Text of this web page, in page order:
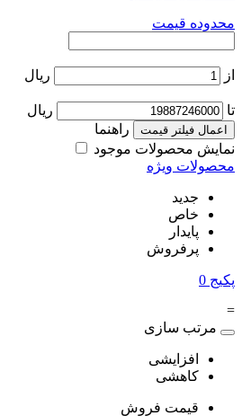
محدوده قیمت
از ریال
تا ریال
اعمال فیلتر قیمت
راهنما
نمایش محصولات موجود
محصولات ویژه
جدید
خاص
پایدار
پرفروش
پکیج 0
=
مرتب سازی
افزایشی
کاهشی
قیمت فروش